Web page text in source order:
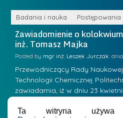
Badania i nauka
Zawiadomienie o
inż. Tomasz Majka
Posted by mgr inż. Leszek Jurczak
Przewodniczący Rady
Technologii Chemicznej
zawiadamia, iż w dniu 23
(Kraków, ul. Warszawska 24,
e
W
a
r
s
z
a
r
i
K
u
r
a
ń
Ta witryna używa